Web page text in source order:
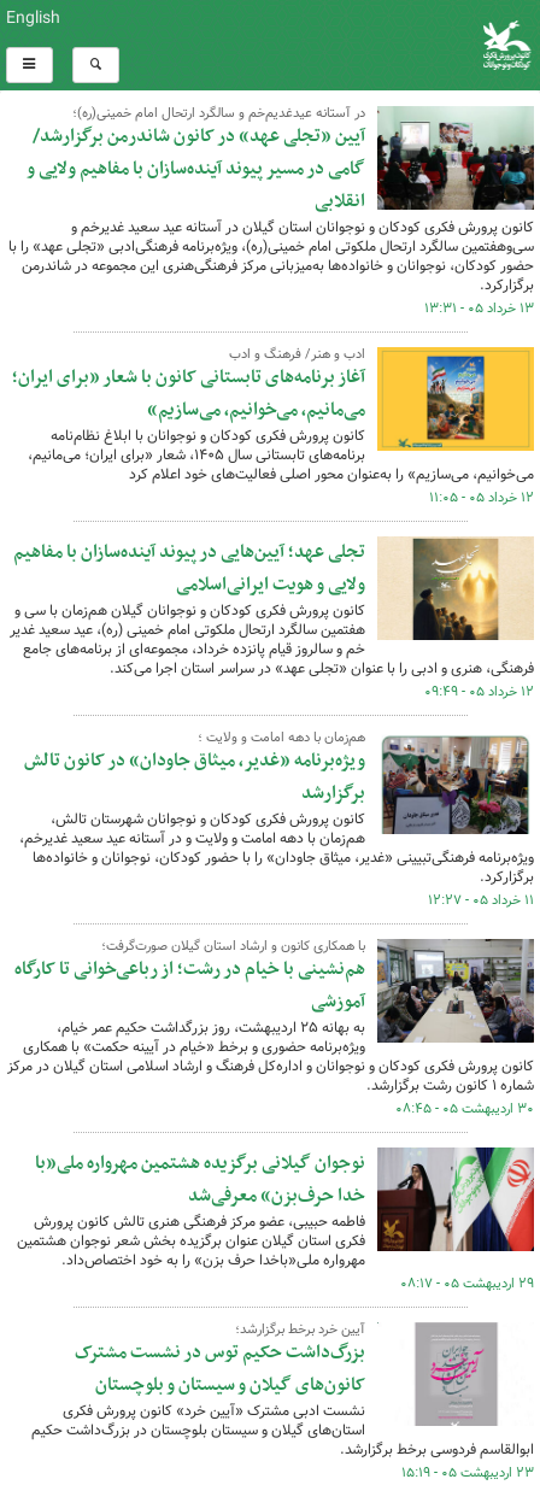
English
در آستانه عیدغدیم‌خم و سالگرد ارتحال امام خمینی(ره)؛
آیین «تجلی عهد» در کانون شاندرمن برگزارشد/
گامی در مسیر پیوند آینده‌سازان با مفاهیم ولایی و
انقلابی
کانون پرورش فکری کودکان و نوجوانان استان گیلان در آستانه‌ عید سعید غدیرخم و
سی‌وهفتمین سالگرد ارتحال ملکوتی امام خمینی(ره)، ویژه‌برنامه فرهنگی‌ادبی «تجلی عهد» را با
حضور کودکان، نوجوانان و خانواده‌ها به‌میزبانی مرکز فرهنگی‌هنری این مجموعه در شاندرمن
برگزارکرد.
۱۳ خرداد ۰۵ - ۱۳:۳۱
ادب و هنر/ فرهنگ و ادب
آغاز برنامه‌های تابستانی کانون با شعار «برای ایران؛
می‌مانیم، می‌خوانیم، می‌سازیم»
کانون پرورش فکری کودکان و نوجوانان با ابلاغ نظام‌نامه
برنامه‌های تابستانی سال ۱۴۰۵، شعار «برای ایران؛ می‌مانیم،
می‌خوانیم، می‌سازیم» را به‌عنوان محور اصلی فعالیت‌های خود اعلام کرد
۱۲ خرداد ۰۵ - ۱۱:۰۵
تجلی عهد؛ آیین‌هایی در پیوند آینده‌سازان با مفاهیم
ولایی و هویت ایرانی‌اسلامی
کانون پرورش فکری کودکان و نوجوانان گیلان هم‌زمان با سی‌ و
هفتمین سالگرد ارتحال ملکوتی امام خمینی (ره)، عید سعید غدیر
خم و سالروز قیام پانزده خرداد، مجموعه‌ای از برنامه‌های جامع
فرهنگی، هنری و ادبی را با عنوان «تجلی عهد» در سراسر استان اجرا می‌کند.
۱۲ خرداد ۰۵ - ۰۹:۴۹
هم‌زمان با دهه امامت و ولایت ؛
ویژه‌برنامه «غدیر، میثاق جاودان» در کانون تالش
برگزارشد
کانون پرورش فکری کودکان و نوجوانان شهرستان تالش،
هم‌زمان با دهه امامت و ولایت و در آستانه عید سعید غدیرخم،
ویژه‌برنامه فرهنگی‌تبیینی «غدیر، میثاق جاودان» را با حضور کودکان، نوجوانان و خانواده‌ها
برگزارکرد.
۱۱ خرداد ۰۵ - ۱۲:۲۷
با همکاری کانون و ارشاد استان گیلان صورت‌گرفت؛
هم‌نشینی با خیام در رشت؛ از رباعی‌خوانی تا کارگاه
آموزشی
به بهانه ۲۵ اردیبهشت، روز بزرگداشت حکیم عمر خیام،
ویژه‌برنامه حضوری و برخط «خیام در آیینه حکمت» با همکاری
کانون پرورش فکری کودکان و نوجوانان و اداره‌کل فرهنگ و ارشاد اسلامی استان گیلان در مرکز
شماره ۱ کانون رشت برگزارشد.
۳۰ اردیبهشت ۰۵ - ۰۸:۴۵
نوجوان گیلانی برگزیده هشتمین مهرواره ملی«با
خدا حرف‌بزن» معرفی‌شد
فاطمه حبیبی، عضو مرکز فرهنگی هنری تالش کانون پرورش
فکری استان گیلان عنوان برگزیده بخش شعر نوجوان هشتمین
مهرواره ملی«باخدا حرف بزن» را به خود اختصاص‌داد.
۲۹ اردیبهشت ۰۵ - ۰۸:۱۷
آیین خرد برخط برگزارشد؛
بزرگ‌داشت حکیم توس در نشست مشترک
کانون‌های گیلان و سیستان و بلوچستان
نشست ادبی مشترک «آیین خرد» کانون پرورش فکری
استان‌های گیلان و سیستان بلوچستان در بزرگ‌داشت حکیم
ابوالقاسم فردوسی برخط برگزارشد.
۲۳ اردیبهشت ۰۵ - ۱۵:۱۹